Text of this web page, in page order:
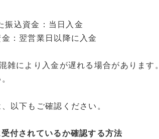
振込資金：当日入金
：翌営業日以降に入金
により入金が遅れる場合があります。
以下もご確認ください。
付されているか確認する方法